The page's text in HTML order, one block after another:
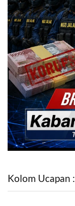
Kolom Ucapan :